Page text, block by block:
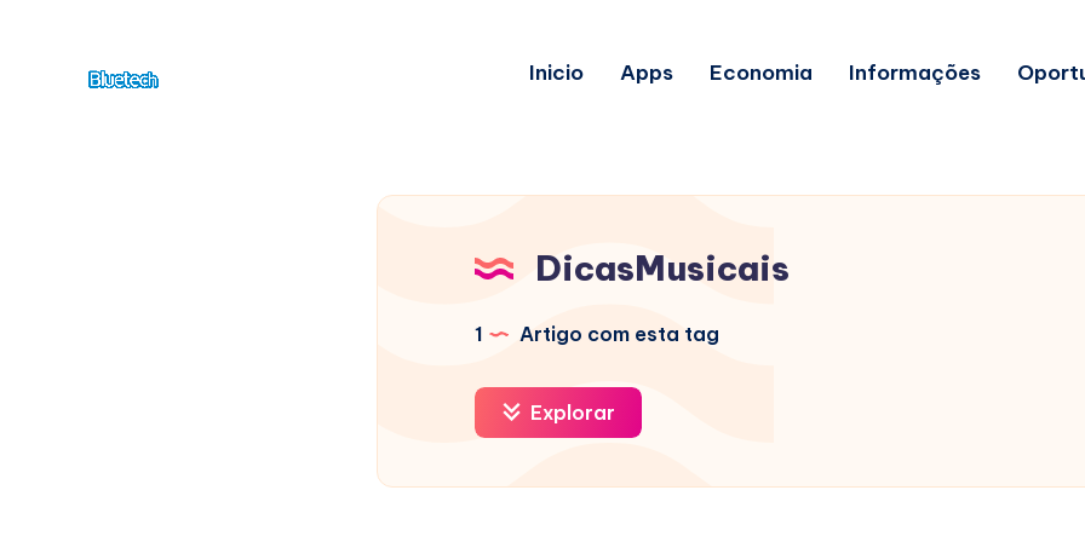
Inicio Apps Economia Informações
DicasMusicais
1 Artigo com esta tag
Explorar